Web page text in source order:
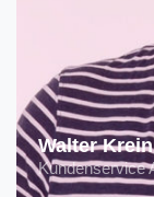
Walter
Kundenservice